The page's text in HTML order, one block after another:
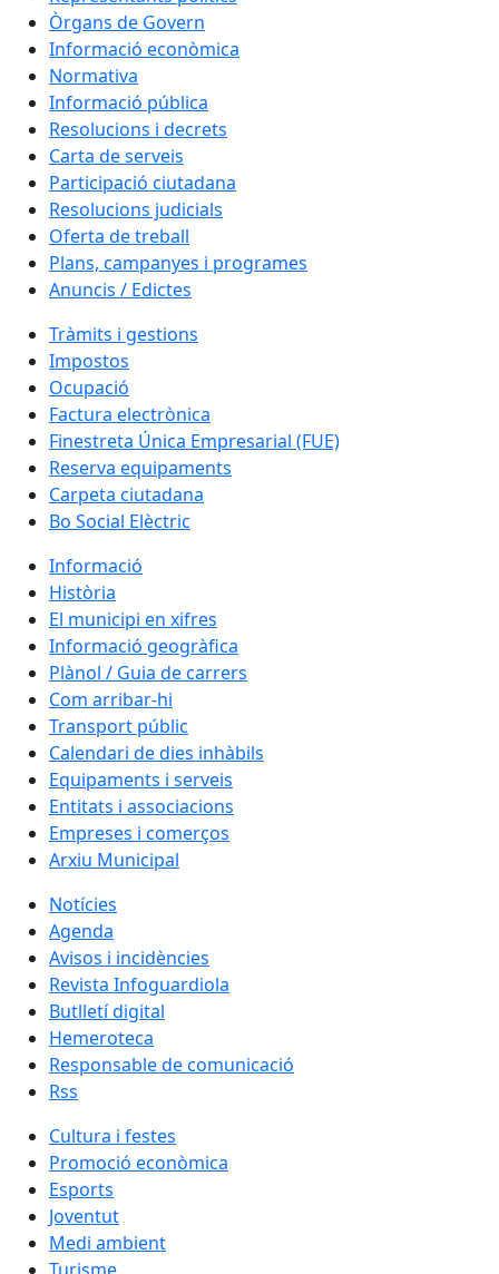
Òrgans de Govern
Informació econòmica
Normativa
Informació pública
Resolucions i decrets
Carta de serveis
Participació ciutadana
Resolucions judicials
Oferta de treball
Plans, campanyes i programes
Anuncis / Edictes
Tràmits i gestions
Impostos
Ocupació
Factura electrònica
Finestreta Única Empresarial (FUE)
Reserva equipaments
Carpeta ciutadana
Bo Social Elèctric
Informació
Història
El municipi en xifres
Informació geogràfica
Plànol / Guia de carrers
Com arribar-hi
Transport públic
Calendari de dies inhàbils
Equipaments i serveis
Entitats i associacions
Empreses i comerços
Arxiu Municipal
Notícies
Agenda
Avisos i incidències
Revista Infoguardiola
Butlletí digital
Hemeroteca
Responsable de comunicació
Rss
Cultura i festes
Promoció econòmica
Esports
Joventut
Medi ambient